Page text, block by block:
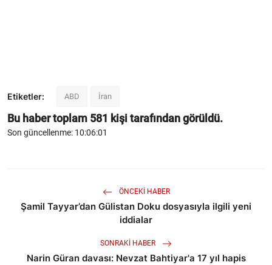
Etiketler: ABD İran
Bu haber toplam 581 kişi tarafından görüldü.
Son güncellenme: 10:06:01
ÖNCEKI HABER
Şamil Tayyar’dan Gülistan Doku dosyasıyla ilgili yeni
iddialar
SONRAKI HABER
Narin Güran davası: Nevzat Bahtiyar'a 17 yıl hapis